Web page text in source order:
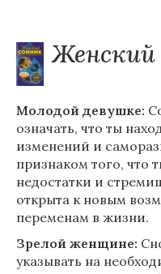
Женский
Молодой девушке:
означать, что ты
изменений и
признаком того, что
недостатки и
открыта к новым
переменам в жизни.
Зрелой женщине:
указывать на